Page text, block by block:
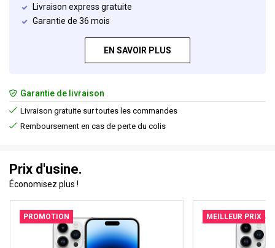
Livraison express gratuite
Garantie de 36 mois
EN SAVOIR PLUS
Garantie de livraison
Livraison gratuite sur toutes les commandes
Remboursement en cas de perte du colis
Prix d'usine.
Économisez plus !
PROMOTION MEILLEUR PRIX